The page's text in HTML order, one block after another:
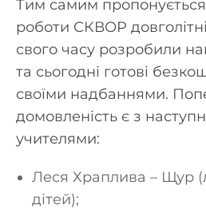
Тим самим
роботи СКВОР
свого часу розробили
та сьогодні готові
своїми надбаннями.
домовленість є з
учителями:
Леся Храплива – Щур
дітей);